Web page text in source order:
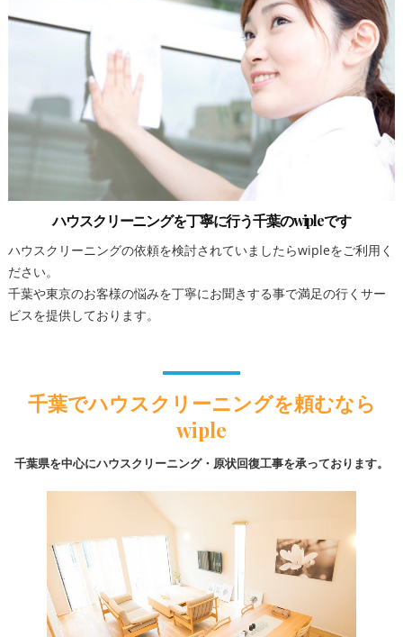
ハウスクリーニングを丁寧に行う千葉のwipleです
ハウスクリーニングの依頼を検討されていましたらwipleをご利用く
ださい。
千葉や東京のお客様の悩みを丁寧にお聞きする事で満足の行くサー
ビスを提供しております。
千葉でハウスクリーニングを頼むなら
wiple
千葉県を中心にハウスクリーニング・原状回復工事を承っております。